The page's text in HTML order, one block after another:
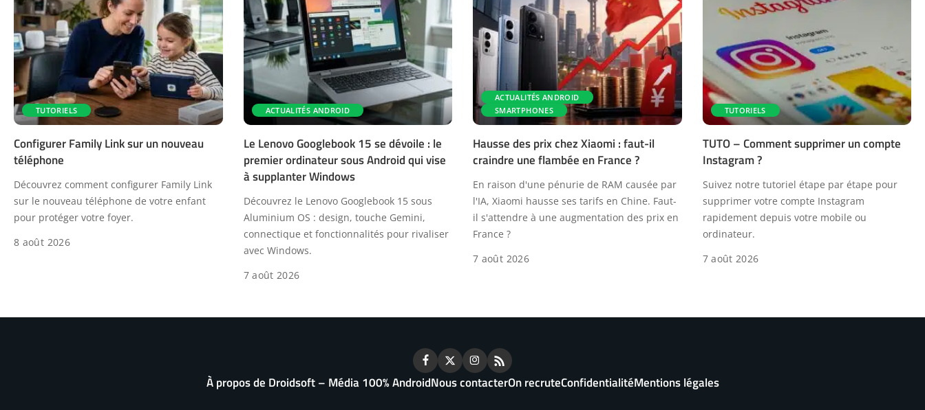
TUTORIELS
Configurer Family Link sur un nouveau
téléphone
Découvrez comment configurer Family Link
sur le nouveau téléphone de votre enfant
pour protéger votre foyer.
8 août 2026
ACTUALITÉS ANDROID
Le Lenovo Googlebook 15 se dévoile : le
premier ordinateur sous Android qui vise
à supplanter Windows
Découvrez le Lenovo Googlebook 15 sous
Aluminium OS : design, touche Gemini,
connectique et fonctionnalités pour rivaliser
avec Windows.
7 août 2026
ACTUALITÉS ANDROID
SMARTPHONES
Hausse des prix chez Xiaomi : faut-il
craindre une flambée en France ?
En raison d'une pénurie de RAM causée par
l'IA, Xiaomi hausse ses tarifs en Chine. Faut-
il s'attendre à une augmentation des prix en
France ?
7 août 2026
TUTORIELS
TUTO – Comment supprimer un compte
Instagram ?
Suivez notre tutoriel étape par étape pour
supprimer votre compte Instagram
rapidement depuis votre mobile ou
ordinateur.
7 août 2026
À propos de Droidsoft – Média 100% AndroidNous contacterOn recruteConfidentialitéMentions légales